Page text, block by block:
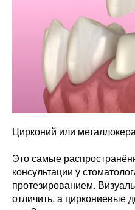
Цирконий или
Это самые
консультации у
протезированием.
отличить, а циркониевые